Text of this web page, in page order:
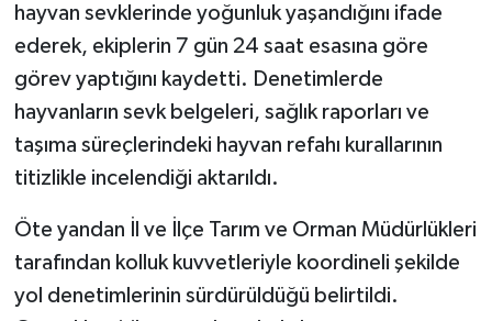
hayvan sevklerinde yoğunluk yaşandığını ifade
ederek, ekiplerin 7 gün 24 saat esasına göre
görev yaptığını kaydetti. Denetimlerde
hayvanların sevk belgeleri, sağlık raporları ve
taşıma süreçlerindeki hayvan refahı kurallarının
titizlikle incelendiği aktarıldı.
Öte yandan İl ve İlçe Tarım ve Orman Müdürlükleri
tarafından kolluk kuvvetleriyle koordineli şekilde
yol denetimlerinin sürdürüldüğü belirtildi.